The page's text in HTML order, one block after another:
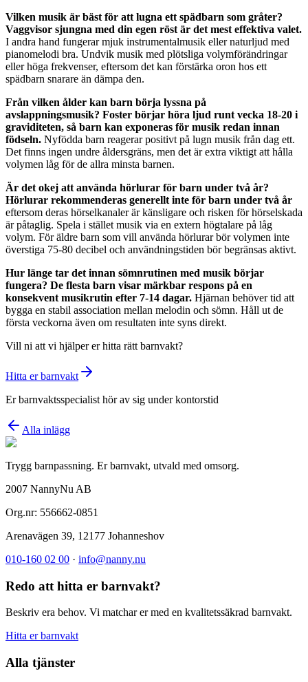
Vilken musik är bäst för att lugna ett spädbarn som gråter?
Vaggvisor sjungna med din egen röst är det mest effektiva valet.
I andra hand fungerar mjuk instrumentalmusik eller naturljud med
pianomelodi bra. Undvik musik med plötsliga volymförändringar
eller höga frekvenser, eftersom det kan förstärka oron hos ett
spädbarn snarare än dämpa den.
Från vilken ålder kan barn börja lyssna på
avslappningsmusik? Foster börjar höra ljud runt vecka 18-20 i
graviditeten, så barn kan exponeras för musik redan innan
födseln. Nyfödda barn reagerar positivt på lugn musik från dag ett.
Det finns ingen undre åldersgräns, men det är extra viktigt att hålla
volymen låg för de allra minsta barnen.
Är det okej att använda hörlurar för barn under två år?
Hörlurar rekommenderas generellt inte för barn under två år
eftersom deras hörselkanaler är känsligare och risken för hörselskada
är påtaglig. Spela i stället musik via en extern högtalare på låg
volym. För äldre barn som vill använda hörlurar bör volymen inte
överstiga 75-80 decibel och användningstiden bör begränsas aktivt.
Hur länge tar det innan sömnrutinen med musik börjar
fungera? De flesta barn visar märkbar respons på en
konsekvent musikrutin efter 7-14 dagar. Hjärnan behöver tid att
bygga en stabil association mellan melodin och sömn. Håll ut de
första veckorna även om resultaten inte syns direkt.
Vill ni att vi hjälper er hitta rätt barnvakt?
Hitta er barnvakt
Er barnvaktsspecialist hör av sig under kontorstid
Alla inlägg
Trygg barnpassning. Er barnvakt, utvald med omsorg.
2007 NannyNu AB
Org.nr: 556662-0851
Arenavägen 39, 12177 Johanneshov
010-160 02 00 · info@nanny.nu
Redo att hitta er barnvakt?
Beskriv era behov. Vi matchar er med en kvalitetssäkrad barnvakt.
Hitta er barnvakt
Alla tjänster